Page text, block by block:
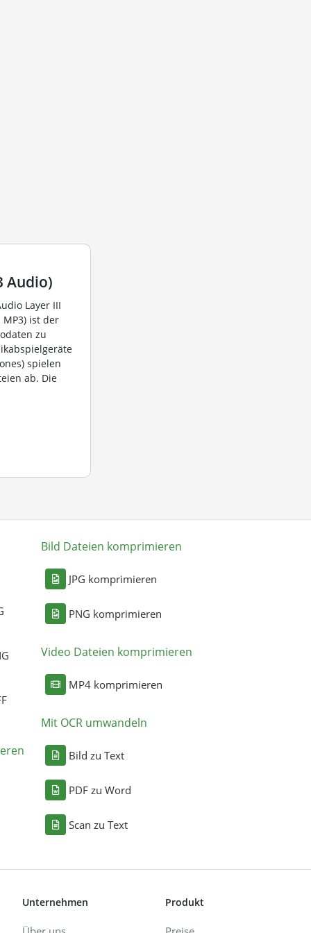
Audio)
Layer III
ist der
zu
spielen
ab. Die
Bild Dateien komprimieren
JPG komprimieren
PNG komprimieren
Video Dateien komprimieren
MP4 komprimieren
Mit OCR umwandeln
Bild zu Text
PDF zu Word
Scan zu Text
Unternehmen Produkt